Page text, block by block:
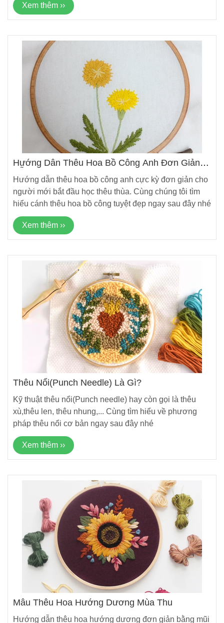
Xem thêm ››
Hướng Dẫn Thêu Hoa Bồ Công Anh Đơn Giản
Hướng dẫn thêu hoa bồ công anh cực kỳ đơn giản cho
người mới bắt đầu học thêu thùa. Cùng chúng tôi tìm
hiểu cánh thêu hoa bồ công tuyệt đẹp ngay sau đây nhé
Xem thêm ››
Thêu Nổi(Punch Needle) Là Gì?
Kỹ thuật thêu nổi(Punch needle) hay còn gọi là thêu
xù,thêu len, thêu nhung,... Cùng tìm hiểu về phương
pháp thêu nổi cơ bản ngay sau đây nhé
Xem thêm ››
Mẫu Thêu Hoa Hướng Dương Mùa Thu
Hướng dẫn thêu hoa hướng dương đơn giản bằng mũi